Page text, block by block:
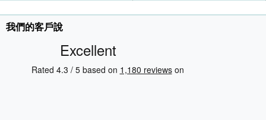
我們的客戶說